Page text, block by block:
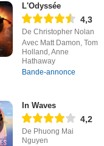
L'Odyssée
4,3
De Christopher Nolan
Avec Matt Damon, Tom
Holland, Anne
Hathaway
Bande-annonce
In Waves
4,2
De Phuong Mai
Nguyen